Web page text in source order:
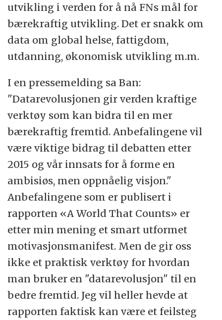
utvikling i verden for å nå FNs mål for
bærekraftig utvikling. Det er snakk om
data om global helse, fattigdom,
utdanning, økonomisk utvikling m.m.
I en pressemelding sa Ban:
"Datarevolusjonen gir verden kraftige
verktøy som kan bidra til en mer
bærekraftig fremtid. Anbefalingene vil
være viktige bidrag til debatten etter
2015 og vår innsats for å forme en
ambisiøs, men oppnåelig visjon."
Anbefalingene som er publisert i
rapporten «A World That Counts» er
etter min mening et smart utformet
motivasjonsmanifest. Men de gir oss
ikke et praktisk verktøy for hvordan
man bruker en "datarevolusjon" til en
bedre fremtid. Jeg vil heller hevde at
rapporten faktisk kan være et feilsteg